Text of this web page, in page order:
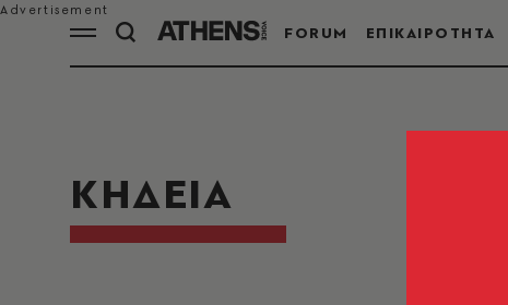
FORUM ΕΠΙΚΑΙΡΟΤΗΤΑ
ΚΗΔΕΙΑ